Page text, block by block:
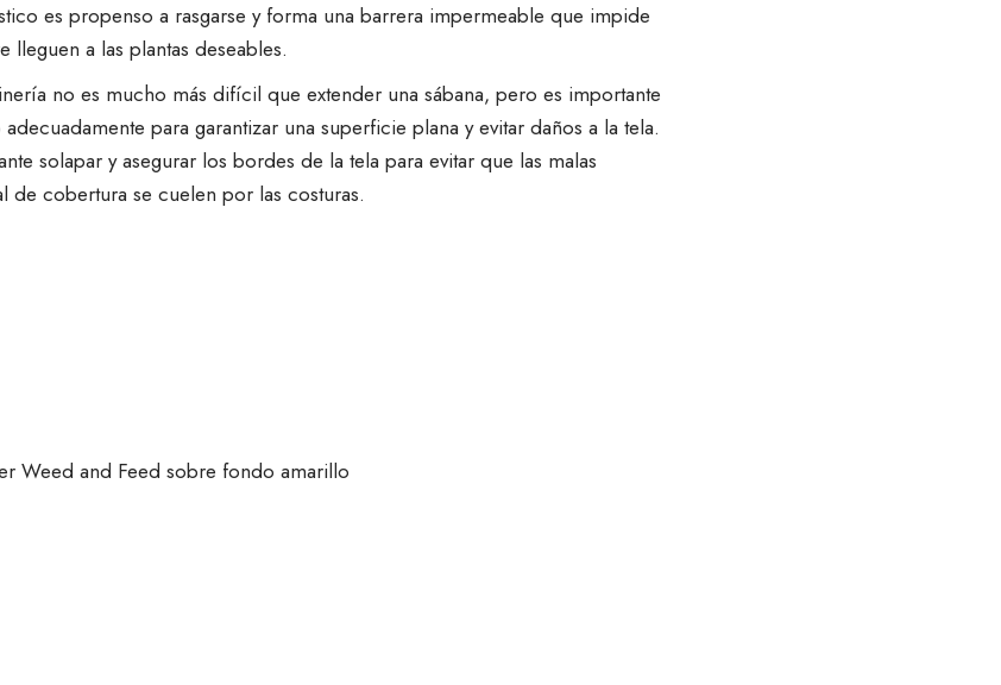
es propenso a rasgarse y forma una barrera impermeable que impide
lleguen a las plantas deseables.
no es mucho más difícil que extender una sábana, pero es importante
para garantizar una superficie plana y evitar daños a la tela.
solapar y asegurar los bordes de la tela para evitar que las malas
de cobertura se cuelen por las costuras.